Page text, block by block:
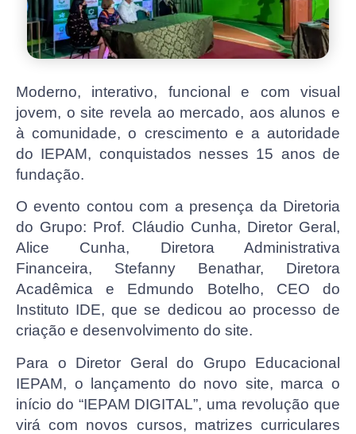
Moderno, interativo, funcional e com visual
jovem, o site revela ao mercado, aos alunos e
à comunidade, o crescimento e a autoridade
do IEPAM, conquistados nesses 15 anos de
fundação.
O evento contou com a presença da Diretoria
do Grupo: Prof. Cláudio Cunha, Diretor Geral,
Alice Cunha, Diretora Administrativa
Financeira, Stefanny Benathar, Diretora
Acadêmica e Edmundo Botelho, CEO do
Instituto IDE, que se dedicou ao processo de
criação e desenvolvimento do site.
Para o Diretor Geral do Grupo Educacional
IEPAM, o lançamento do novo site, marca o
início do “IEPAM DIGITAL”, uma revolução que
virá com novos cursos, matrizes curriculares